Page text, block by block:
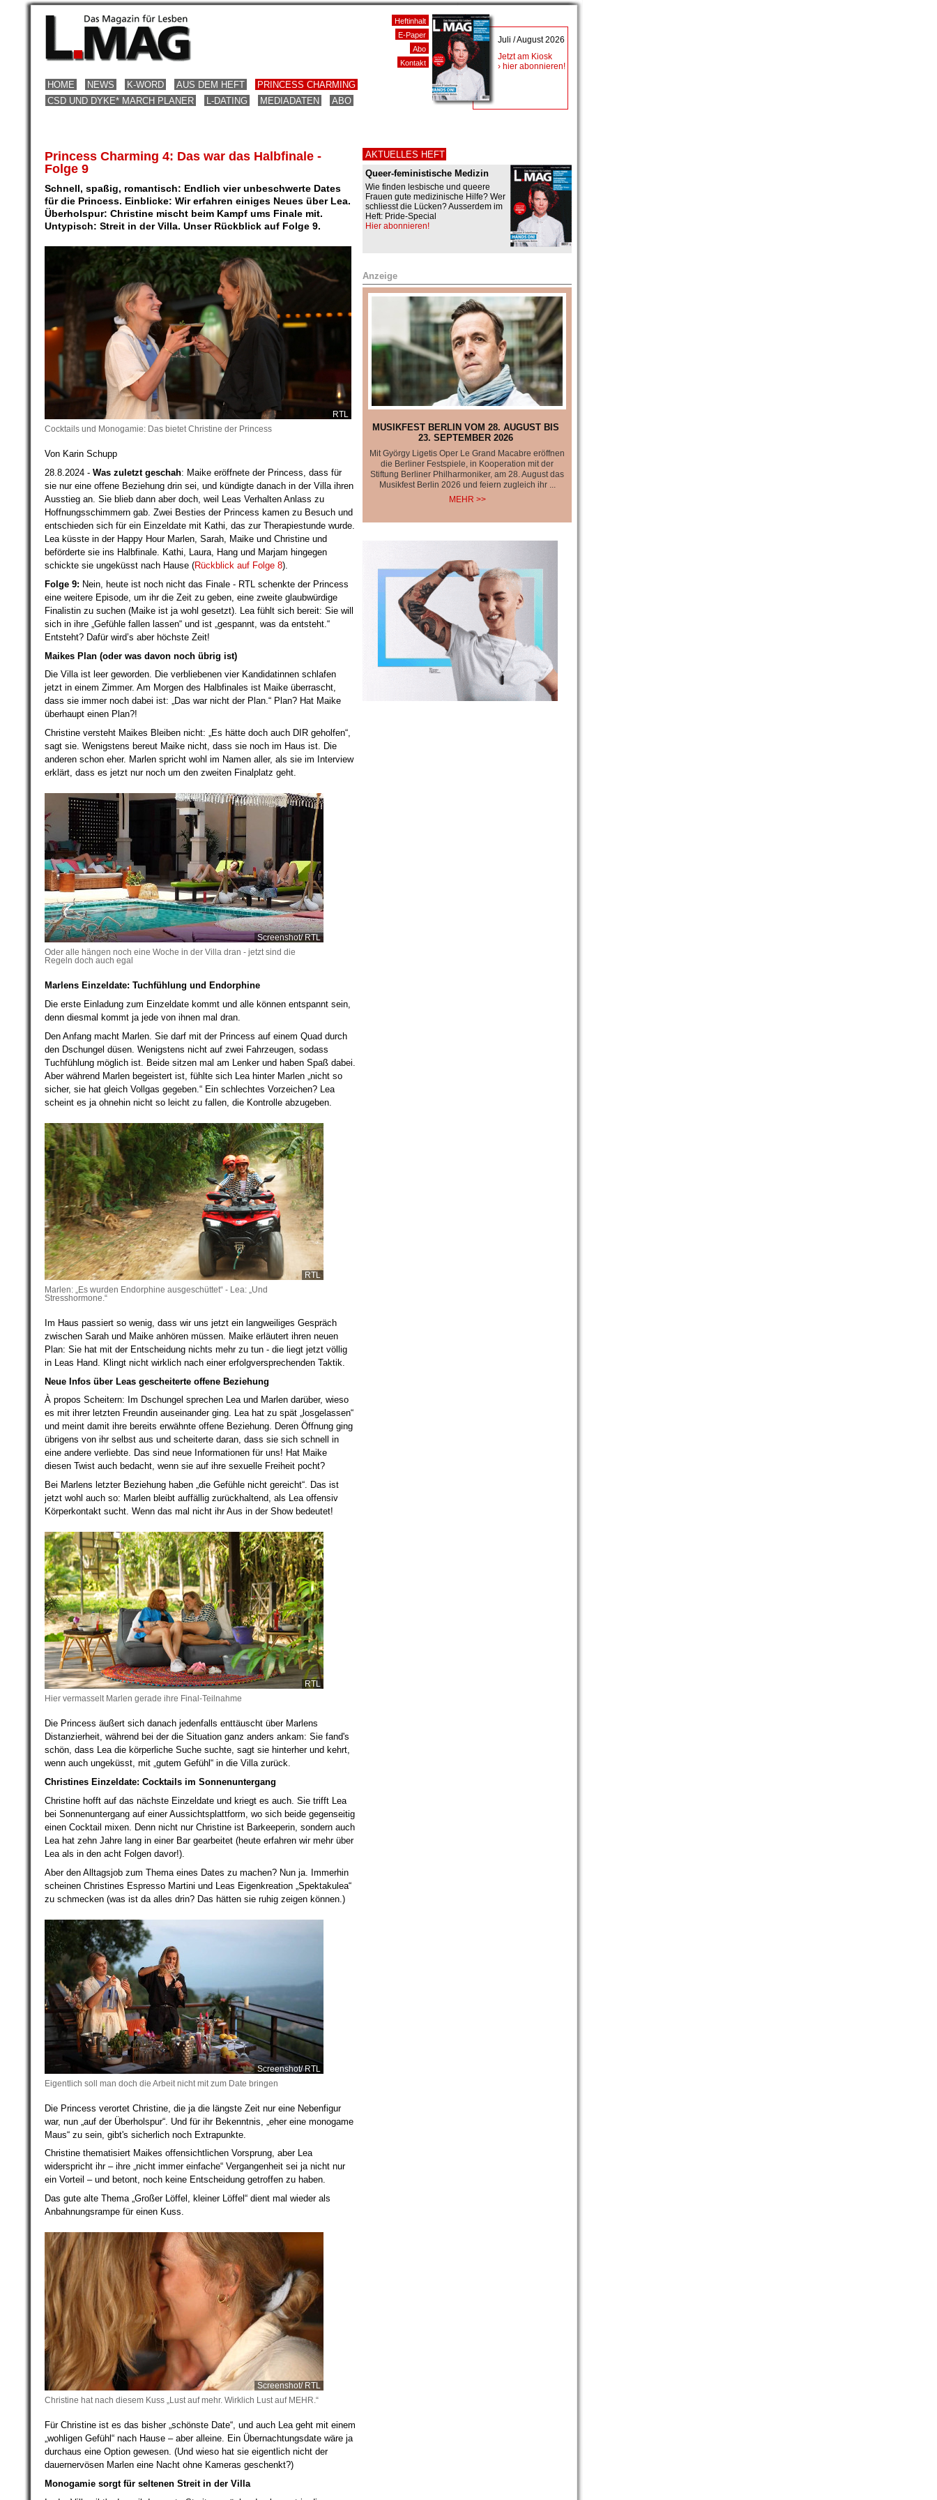
HOME NEWS K-WORD AUS DEM HEFT
PRINCESS CHARMING
CSD UND DYKE* MARCH PLANER
L-DATING MEDIADATEN ABO
Princess Charming 4: Das war das Halbfinale -
Folge 9
Schnell, spaßig, romantisch: Endlich vier unbeschwerte Dates
für die Princess. Einblicke: Wir erfahren einiges Neues über Lea.
Überholspur: Christine mischt beim Kampf ums Finale mit.
Untypisch: Streit in der Villa. Unser Rückblick auf Folge 9.
RTL
Cocktails und Monogamie: Das bietet Christine der Princess
Von Karin Schupp
28.8.2024 - Was zuletzt geschah: Maike eröffnete der Princess, dass für
sie nur eine offene Beziehung drin sei, und kündigte danach in der Villa ihren
Ausstieg an. Sie blieb dann aber doch, weil Leas Verhalten Anlass zu
Hoffnungsschimmern gab. Zwei Besties der Princess kamen zu Besuch und
entschieden sich für ein Einzeldate mit Kathi, das zur Therapiestunde wurde.
Lea küsste in der Happy Hour Marlen, Sarah, Maike und Christine und
beförderte sie ins Halbfinale. Kathi, Laura, Hang und Marjam hingegen
schickte sie ungeküsst nach Hause (Rückblick auf Folge 8).
Folge 9: Nein, heute ist noch nicht das Finale - RTL schenkte der Princess
eine weitere Episode, um ihr die Zeit zu geben, eine zweite glaubwürdige
Finalistin zu suchen (Maike ist ja wohl gesetzt). Lea fühlt sich bereit: Sie will
sich in ihre „Gefühle fallen lassen“ und ist „gespannt, was da entsteht.“
Entsteht? Dafür wird’s aber höchste Zeit!
Maikes Plan (oder was davon noch übrig ist)
Die Villa ist leer geworden. Die verbliebenen vier Kandidatinnen schlafen
jetzt in einem Zimmer. Am Morgen des Halbfinales ist Maike überrascht,
dass sie immer noch dabei ist: „Das war nicht der Plan.“ Plan? Hat Maike
überhaupt einen Plan?!
Christine versteht Maikes Bleiben nicht: „Es hätte doch auch DIR geholfen“,
sagt sie. Wenigstens bereut Maike nicht, dass sie noch im Haus ist. Die
anderen schon eher. Marlen spricht wohl im Namen aller, als sie im Interview
erklärt, dass es jetzt nur noch um den zweiten Finalplatz geht.
Screenshot/ RTL
Oder alle hängen noch eine Woche in der Villa dran - jetzt sind die
Regeln doch auch egal
Marlens Einzeldate: Tuchfühlung und Endorphine
Die erste Einladung zum Einzeldate kommt und alle können entspannt sein,
denn diesmal kommt ja jede von ihnen mal dran.
Den Anfang macht Marlen. Sie darf mit der Princess auf einem Quad durch
den Dschungel düsen. Wenigstens nicht auf zwei Fahrzeugen, sodass
Tuchfühlung möglich ist. Beide sitzen mal am Lenker und haben Spaß dabei.
Aber während Marlen begeistert ist, fühlte sich Lea hinter Marlen „nicht so
sicher, sie hat gleich Vollgas gegeben.“ Ein schlechtes Vorzeichen? Lea
scheint es ja ohnehin nicht so leicht zu fallen, die Kontrolle abzugeben.
RTL
Marlen: „Es wurden Endorphine ausgeschüttet“ - Lea: „Und
Stresshormone.“
Im Haus passiert so wenig, dass wir uns jetzt ein langweiliges Gespräch
zwischen Sarah und Maike anhören müssen. Maike erläutert ihren neuen
Plan: Sie hat mit der Entscheidung nichts mehr zu tun - die liegt jetzt völlig
in Leas Hand. Klingt nicht wirklich nach einer erfolgversprechenden Taktik.
Neue Infos über Leas gescheiterte offene Beziehung
À propos Scheitern: Im Dschungel sprechen Lea und Marlen darüber, wieso
es mit ihrer letzten Freundin auseinander ging. Lea hat zu spät „losgelassen“
und meint damit ihre bereits erwähnte offene Beziehung. Deren Öffnung ging
übrigens von ihr selbst aus und scheiterte daran, dass sie sich schnell in
eine andere verliebte. Das sind neue Informationen für uns! Hat Maike
diesen Twist auch bedacht, wenn sie auf ihre sexuelle Freiheit pocht?
Bei Marlens letzter Beziehung haben „die Gefühle nicht gereicht“. Das ist
jetzt wohl auch so: Marlen bleibt auffällig zurückhaltend, als Lea offensiv
Körperkontakt sucht. Wenn das mal nicht ihr Aus in der Show bedeutet!
RTL
Hier vermasselt Marlen gerade ihre Final-Teilnahme
Die Princess äußert sich danach jedenfalls enttäuscht über Marlens
Distanzierheit, während bei der die Situation ganz anders ankam: Sie fand's
schön, dass Lea die körperliche Suche suchte, sagt sie hinterher und kehrt,
wenn auch ungeküsst, mit „gutem Gefühl“ in die Villa zurück.
Christines Einzeldate: Cocktails im Sonnenuntergang
Christine hofft auf das nächste Einzeldate und kriegt es auch. Sie trifft Lea
bei Sonnenuntergang auf einer Aussichtsplattform, wo sich beide gegenseitig
einen Cocktail mixen. Denn nicht nur Christine ist Barkeeperin, sondern auch
Lea hat zehn Jahre lang in einer Bar gearbeitet (heute erfahren wir mehr über
Lea als in den acht Folgen davor!).
Aber den Alltagsjob zum Thema eines Dates zu machen? Nun ja. Immerhin
scheinen Christines Espresso Martini und Leas Eigenkreation „Spektakulea“
zu schmecken (was ist da alles drin? Das hätten sie ruhig zeigen können.)
Screenshot/ RTL
Eigentlich soll man doch die Arbeit nicht mit zum Date bringen
Die Princess verortet Christine, die ja die längste Zeit nur eine Nebenfigur
war, nun „auf der Überholspur“. Und für ihr Bekenntnis, „eher eine monogame
Maus“ zu sein, gibt's sicherlich noch Extrapunkte.
Christine thematisiert Maikes offensichtlichen Vorsprung, aber Lea
widerspricht ihr – ihre „nicht immer einfache“ Vergangenheit sei ja nicht nur
ein Vorteil – und betont, noch keine Entscheidung getroffen zu haben.
Das gute alte Thema „Großer Löffel, kleiner Löffel“ dient mal wieder als
Anbahnungsrampe für einen Kuss.
Screenshot/ RTL
Christine hat nach diesem Kuss „Lust auf mehr. Wirklich Lust auf MEHR.“
Für Christine ist es das bisher „schönste Date“, und auch Lea geht mit einem
„wohligen Gefühl“ nach Hause – aber alleine. Ein Übernachtungsdate wäre ja
durchaus eine Option gewesen. (Und wieso hat sie eigentlich nicht der
dauernervösen Marlen eine Nacht ohne Kameras geschenkt?)
Monogamie sorgt für seltenen Streit in der Villa
AKTUELLES HEFT
Queer-feministische Medizin
Wie finden lesbische und queere
Frauen gute medizinische Hilfe? Wer
schliesst die Lücken? Ausserdem im
Heft: Pride-Special
Hier abonnieren!
Anzeige
MUSIKFEST BERLIN VOM 28. AUGUST BIS
23. SEPTEMBER 2026
Mit György Ligetis Oper Le Grand Macabre eröffnen
die Berliner Festspiele, in Kooperation mit der
Stiftung Berliner Philharmoniker, am 28. August das
Musikfest Berlin 2026 und feiern zugleich ihr ...
MEHR >>
Heftinhalt
E-Paper
Abo
Kontakt
Juli / August 2026
Jetzt am Kiosk
› hier abonnieren!